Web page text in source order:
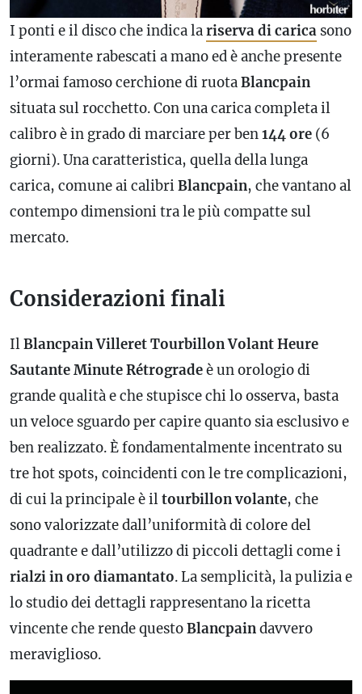
I ponti e il disco che indica lariserva di carica sono
interamente rabescati a mano ed è anche presente
l’ormai famoso cerchione di ruotaBlancpain
situata sul rocchetto. Con una carica completa il
calibroè in grado di marciare per ben144 ore (6
giorni). Una caratteristica, quella della lunga
carica, comune ai calibriBlancpain, che vantano al
contempo dimensioni tra le più compatte sul
mercato.
Considerazioni finali
IlBlancpain Villeret Tourbillon Volant Heure
Sautante Minute Rétrogradeè un orologio di
grande qualità e che stupisce chi lo osserva, basta
un veloce sguardo per capire quanto sia esclusivo e
ben realizzato. È fondamentalmente incentrato su
tre hot spots, coincidenti con le tre complicazioni,
di cui la principale è iltourbillon volante, che
sono valorizzate dall’uniformità di colore del
quadrante e dall’utilizzo di piccoli dettagli come i
rialzi in oro diamantato. La semplicità, la pulizia e
lo studio dei dettagli rappresentano la ricetta
vincente che rende questoBlancpaindavvero
meraviglioso.